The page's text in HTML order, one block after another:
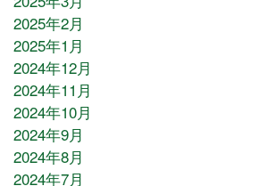
2025年2月
2025年1月
2024年12月
2024年11月
2024年10月
2024年9月
2024年8月
2024年7月